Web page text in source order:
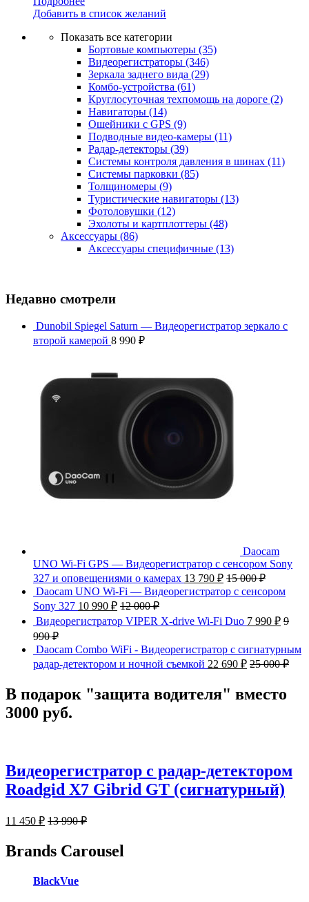
Добавить в список желаний
Показать все категории
Бортовые компьютеры (35)
Видеорегистраторы (346)
Зеркала заднего вида (29)
Комбо-устройства (61)
Круглосуточная техпомощь на дороге (2)
Навигаторы (14)
Ошейники с GPS (9)
Подводные видео-камеры (11)
Радар-детекторы (39)
Системы контроля давления в шинах (11)
Системы парковки (85)
Толщиномеры (9)
Туристические навигаторы (13)
Фотоловушки (12)
Эхолоты и картплоттеры (48)
Аксессуары (86)
Аксессуары специфичные (13)
Недавно смотрели
Dunobil Spiegel Saturn — Видеорегистратор зеркало с
второй камерой 8 990 ₽
Daocam
UNO Wi-Fi GPS — Видеорегистратор с сенсором Sony
327 и оповещениями о камерах 13 790 ₽ 15 000₽
Daocam UNO Wi-Fi — Видеорегистратор с сенсором
Sony 327 10 990 ₽ 12 000₽
Видеорегистратор VIPER X-drive Wi-Fi Duo 7 990 ₽ 9
990₽
Daocam Combo WiFi - Видеорегистратор с сигнатурным
радар-детектором и ночной съемкой 22 690 ₽ 25 000₽
В подарок "защита водителя" вместо
3000 руб.
Видеорегистратор с радар-детектором
Roadgid X7 Gibrid GT (сигнатурный)
11 450 ₽ 13 990₽
Brands Carousel
BlackVue